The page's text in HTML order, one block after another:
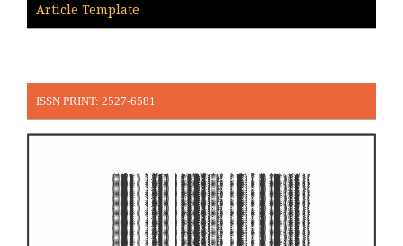
Article Template
ISSN PRINT: 2527-6581